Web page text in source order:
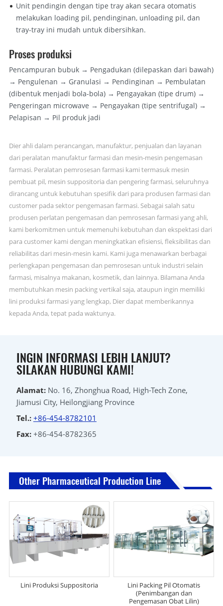
Unit pendingin dengan tipe tray akan secara otomatis
melakukan loading pil, pendinginan, unloading pil, dan
tray-tray ini mudah untuk dibersihkan.
Proses produksi
Pencampuran bubuk → Pengadukan (dilepaskan dari bawah)
→ Pengulenan → Granulasi → Pendinginan → Pembulatan
(dibentuk menjadi bola-bola) → Pengayakan (tipe drum) →
Pengeringan microwave → Pengayakan (tipe sentrifugal) →
Pelapisan → Pil produk jadi
Dier ahli dalam perancangan, manufaktur, penjualan dan layanan
dari peralatan manufaktur farmasi dan mesin-mesin pengemasan
farmasi. Peralatan pemrosesan farmasi kami termasuk mesin
pembuat pil, mesin suppositoria dan pengering farmasi, seluruhnya
dirancang untuk kebutuhan spesifik dari para produsen farmasi dan
customer pada sektor pengemasan farmasi. Sebagai salah satu
produsen perlatan pengemasan dan pemrosesan farmasi yang ahli,
kami berkomitmen untuk memenuhi kebutuhan dan ekspektasi dari
para customer kami dengan meningkatkan efisiensi, fleksibilitas dan
reliabilitas dari mesin-mesin kami. Kami juga menawarkan berbagai
perlengkapan pengemasan dan pemrosesan untuk industri selain
farmasi, misalnya makanan, kosmetik, dan lainnya. Bilamana Anda
membutuhkan mesin packing vertikal saja, ataupun ingin memiliki
lini produksi farmasi yang lengkap, Dier dapat memberikannya
kepada Anda, tepat pada waktunya.
INGIN INFORMASI LEBIH LANJUT?
SILAKAN HUBUNGI KAMI!
Alamat:No. 16, Zhonghua Road, High-Tech Zone,
Jiamusi City, Heilongjiang Province
Tel.: +86-454-8782101
Fax:+86-454-8782365
Other Pharmaceutical Production Line
Lini Produksi Suppositoria
Lini Packing Pil Otomatis
(Penimbangan dan
Pengemasan Obat Lilin)